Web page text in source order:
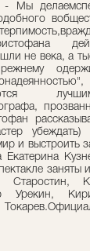
Мы
не века, а
и выстроить
Екатерина
заняты
Старостин,
Урекин,